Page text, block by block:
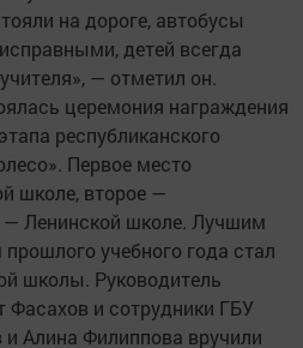
на дороге, автобусы
детей всегда
— отметил он.
церемония награждения
республиканского
Первое место
школе, второе —
— Ленинской школе. Лучшим
учебного года стал
школы. Руководитель
Фасахов и сотрудники ГБУ
Алина Филиппова вручили